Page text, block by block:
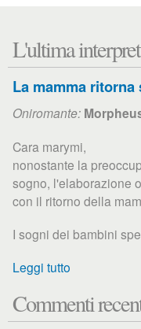
L'ultima
La mamma ritorna
Oniromante:
Cara marymi,
nonostante la
sogno, l'elaborazione
con il ritorno della
I sogni dei bambini
Leggi tutto
Commenti